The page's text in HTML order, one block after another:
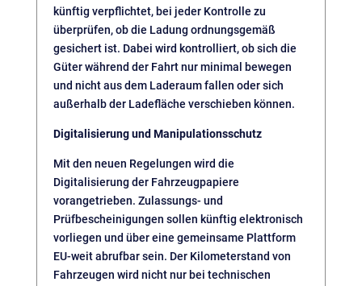
künftig verpflichtet, bei jeder Kontrolle zu
überprüfen, ob die Ladung ordnungsgemäß
gesichert ist. Dabei wird kontrolliert, ob sich die
Güter während der Fahrt nur minimal bewegen
und nicht aus dem Laderaum fallen oder sich
außerhalb der Ladefläche verschieben können.
Digitalisierung und Manipulationsschutz
Mit den neuen Regelungen wird die
Digitalisierung der Fahrzeugpapiere
vorangetrieben. Zulassungs- und
Prüfbescheinigungen sollen künftig elektronisch
vorliegen und über eine gemeinsame Plattform
EU-weit abrufbar sein. Der Kilometerstand von
Fahrzeugen wird nicht nur bei technischen